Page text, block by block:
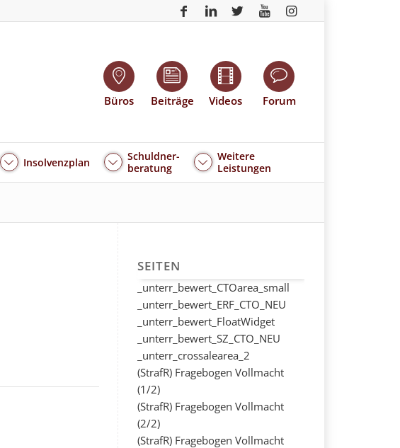
Büros Beiträge Videos Forum
Insolvenzplan
Schuldner-
beratung
Weitere
Leistungen
SEITEN
_unterr_bewert_CTOarea_small
_unterr_bewert_ERF_CTO_NEU
_unterr_bewert_FloatWidget
_unterr_bewert_SZ_CTO_NEU
_unterr_crossalearea_2
(StrafR) Fragebogen Vollmacht
(1/2)
(StrafR) Fragebogen Vollmacht
(2/2)
(StrafR) Fragebogen Vollmacht